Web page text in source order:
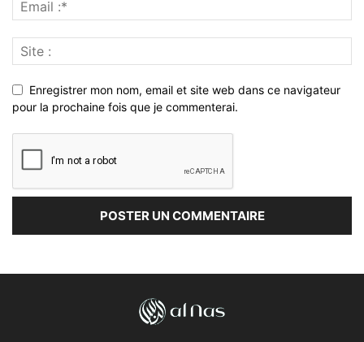
Enregistrer mon nom, email et site web dans ce navigateur
pour la prochaine fois que je commenterai.